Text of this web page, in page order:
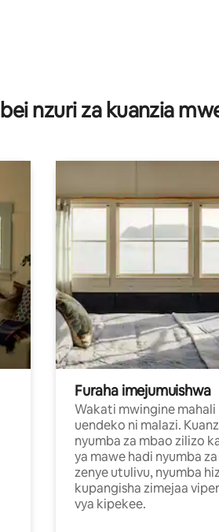
nzuri za kuanzia
Furaha imejumuishwa
Wakati mwingine mahali
uendeko ni malazi.
nyumba za mbao zilizo
ya mawe hadi nyumba
zenye utulivu, nyumba
kupangisha zimejaa
vya kipekee.